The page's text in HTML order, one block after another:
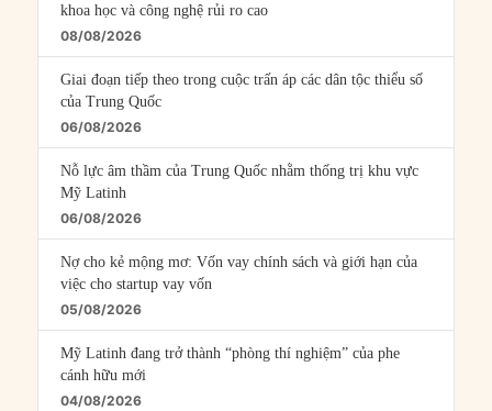
khoa học và công nghệ rủi ro cao
08/08/2026
Giai đoạn tiếp theo trong cuộc trấn áp các dân tộc thiểu số
của Trung Quốc
06/08/2026
Nỗ lực âm thầm của Trung Quốc nhằm thống trị khu vực
Mỹ Latinh
06/08/2026
Nợ cho kẻ mộng mơ: Vốn vay chính sách và giới hạn của
việc cho startup vay vốn
05/08/2026
Mỹ Latinh đang trở thành “phòng thí nghiệm” của phe
cánh hữu mới
04/08/2026